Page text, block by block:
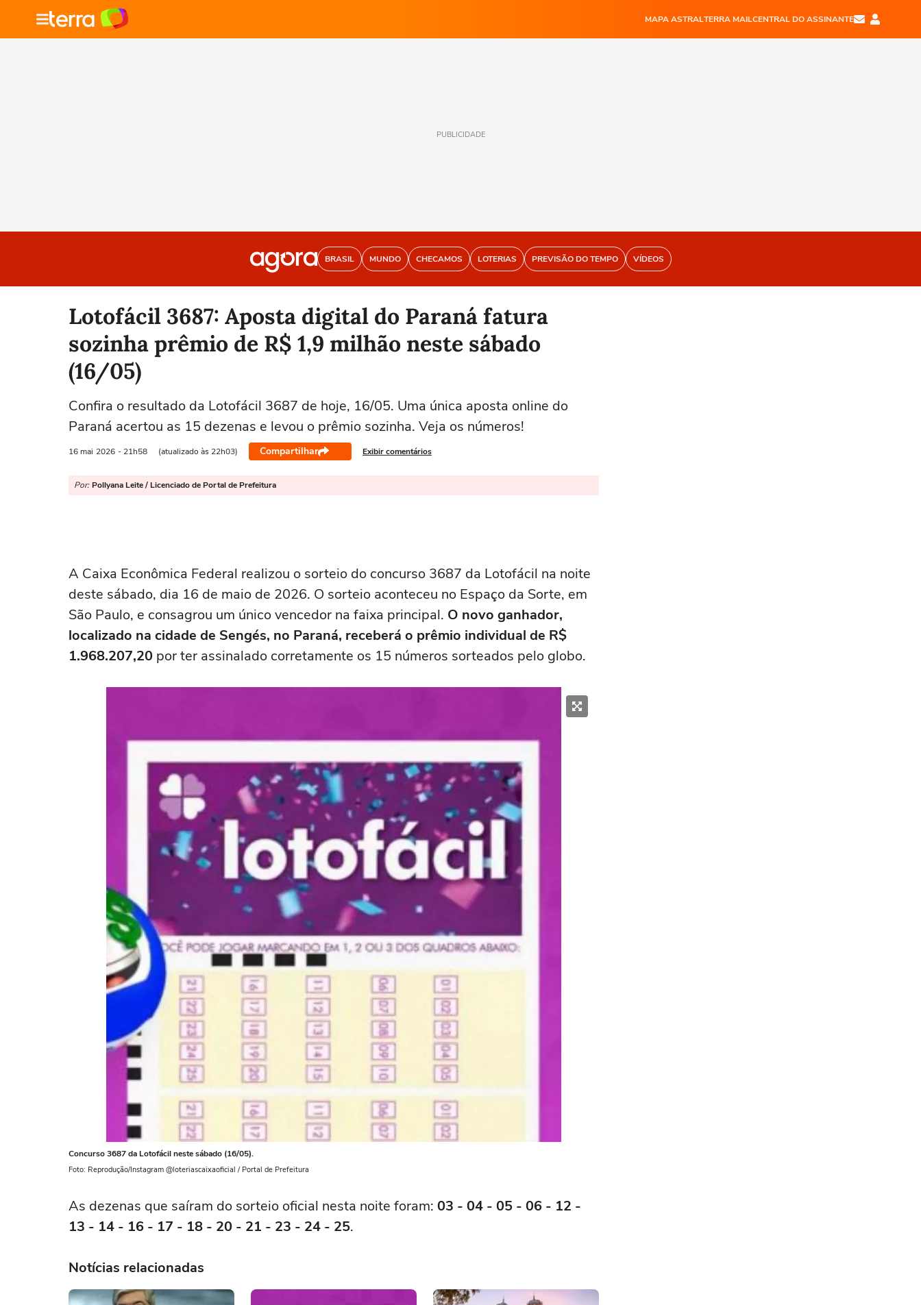
MAPA ASTRALTERRA MAILCENTRAL DO ASSINANTE
PUBLICIDADE
BRASIL MUNDO CHECAMOS LOTERIAS PREVISÃO DO TEMPO VÍDEOS
Lotofácil 3687: Aposta digital do Paraná fatura
sozinha prêmio de R$ 1,9 milhão neste sábado
(16/05)
Confira o resultado da Lotofácil 3687 de hoje, 16/05. Uma única aposta online do
Paraná acertou as 15 dezenas e levou o prêmio sozinha. Veja os números!
16 mai 2026 - 21h58 (atualizado às 22h03) Compartilhar Exibir comentários
Por: Pollyana Leite / Licenciado de Portal de Prefeitura
A Caixa Econômica Federal realizou o sorteio do concurso 3687 da Lotofácil na noite
deste sábado, dia 16 de maio de 2026. O sorteio aconteceu no Espaço da Sorte, em
São Paulo, e consagrou um único vencedor na faixa principal. O novo ganhador,
localizado na cidade de Sengés, no Paraná, receberá o prêmio individual de R$
1.968.207,20 por ter assinalado corretamente os 15 números sorteados pelo globo.
Concurso 3687 da Lotofácil neste sábado (16/05).
Foto: Reprodução/Instagram @loteriascaixaoficial / Portal de Prefeitura
As dezenas que saíram do sorteio oficial nesta noite foram: 03 - 04 - 05 - 06 - 12 -
13 - 14 - 16 - 17 - 18 - 20 - 21 - 23 - 24 - 25.
Notícias relacionadas